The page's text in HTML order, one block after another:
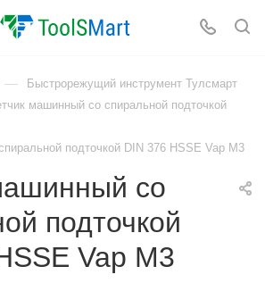
— Быстрорежущий инструмент Тулсмарт
машинный со спиральной подточкой
подточкой DIN 376 HSSE Vap M3
со
подточкой
Vap M3